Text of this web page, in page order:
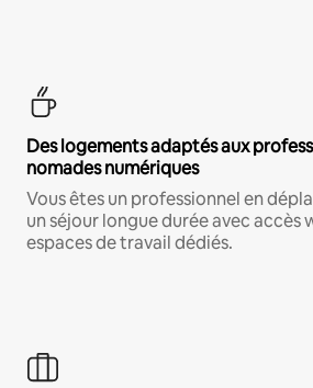
Des logements adaptés aux
nomades numériques
Vous êtes un professionnel en
un séjour longue durée avec
espaces de travail dédiés.